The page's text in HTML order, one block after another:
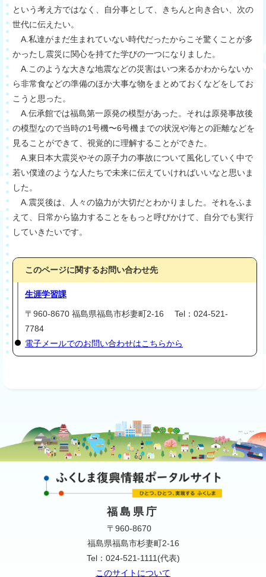
という考え方ではなく、自分事として、きちんと向き合い、次の
世代に伝えたい。
A.私達がまだ生まれていない時代だったからこそ驚くことが多
かったし震災に関心を持てた学びの一つになりました。
A.このような大きな地震などの災害はいつ来るかわからないか
ら非常食などの準備のほか大事な物をまとめておくなどをしてお
こうと思った。
A.伝承館では福島第一原発の模型があった。それは原発事故後
の模型なので当時の1号機〜6号機までの状況や海との距離などを
見ることができて、視覚的に理解することができた。
A.東日本大震災やその原子力の事故について風化していく中で
若い僕達のような人たちで未来に伝えていければいいなと思いま
した。
A.震災後は、人々の協力が大切だとわかりました。それをふま
えて、日常から協力することをもっと呼びかけて、自分でも実行
していきたいです。
このページに関するお問い合わせ先
生涯学習課
〒960-8670 福島県福島市杉妻町2-16 Tel：024-521-
7784
電子メールでのお問い合わせはこちらから
福島県庁
〒960-8670
福島県福島市杉妻町2-16
Tel：024-521-1111(代表)
このサイトについて